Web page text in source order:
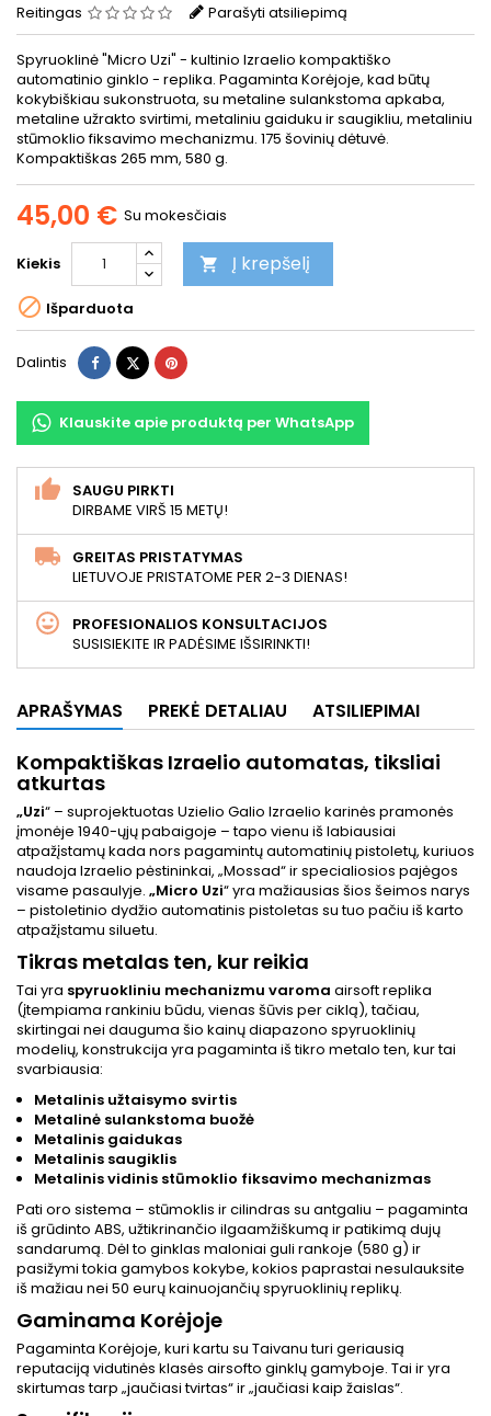
Reitingas Parašyti atsiliepimą
Spyruoklinė "Micro Uzi" - kultinio Izraelio kompaktiško
automatinio ginklo - replika. Pagaminta Korėjoje, kad būtų
kokybiškiau sukonstruota, su metaline sulankstoma apkaba,
metaline užrakto svirtimi, metaliniu gaiduku ir saugikliu, metaliniu
stūmoklio fiksavimo mechanizmu. 175 šovinių dėtuvė.
Kompaktiškas 265 mm, 580 g.
45,00 € Su mokesčiais
Kiekis  Į krepšelį
 Išparduota
Dalintis DalintisTwitterPinterest
Klauskite apie produktą per WhatsApp
SAUGU PIRKTI
DIRBAME VIRŠ 15 METŲ!
GREITAS PRISTATYMAS
LIETUVOJE PRISTATOME PER 2-3 DIENAS!
PROFESIONALIOS KONSULTACIJOS
SUSISIEKITE IR PADĖSIME IŠSIRINKTI!
APRAŠYMAS PREKĖ DETALIAU ATSILIEPIMAI
Kompaktiškas Izraelio automatas, tiksliai
atkurtas
„Uzi“ – suprojektuotas Uzielio Galio Izraelio karinės pramonės
įmonėje 1940-ųjų pabaigoje – tapo vienu iš labiausiai
atpažįstamų kada nors pagamintų automatinių pistoletų, kuriuos
naudoja Izraelio pėstininkai, „Mossad“ ir specialiosios pajėgos
visame pasaulyje. „Micro Uzi“ yra mažiausias šios šeimos narys
– pistoletinio dydžio automatinis pistoletas su tuo pačiu iš karto
atpažįstamu siluetu.
Tikras metalas ten, kur reikia
Tai yra spyruokliniu mechanizmu varoma airsoft replika
(įtempiama rankiniu būdu, vienas šūvis per ciklą), tačiau,
skirtingai nei dauguma šio kainų diapazono spyruoklinių
modelių, konstrukcija yra pagaminta iš tikro metalo ten, kur tai
svarbiausia:
Metalinis užtaisymo svirtis
Metalinė sulankstoma buožė
Metalinis gaidukas
Metalinis saugiklis
Metalinis vidinis stūmoklio fiksavimo mechanizmas
Pati oro sistema – stūmoklis ir cilindras su antgaliu – pagaminta
iš grūdinto ABS, užtikrinančio ilgaamžiškumą ir patikimą dujų
sandarumą. Dėl to ginklas maloniai guli rankoje (580 g) ir
pasižymi tokia gamybos kokybe, kokios paprastai nesulauksite
iš mažiau nei 50 eurų kainuojančių spyruoklinių replikų.
Gaminama Korėjoje
Pagaminta Korėjoje, kuri kartu su Taivanu turi geriausią
reputaciją vidutinės klasės airsofto ginklų gamyboje. Tai ir yra
skirtumas tarp „jaučiasi tvirtas“ ir „jaučiasi kaip žaislas“.